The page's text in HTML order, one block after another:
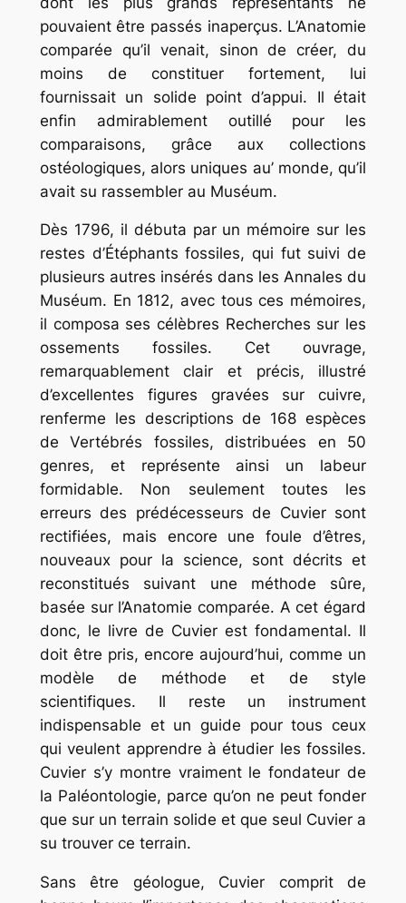
pouvaient être passés inaperçus. L’Anatomie
comparée qu’il venait, sinon de créer, du
moins de constituer fortement, lui
fournissait un solide point d’appui. Il était
enfin admirablement outillé pour les
comparaisons, grâce aux collections
ostéologiques, alors uniques au’ monde, qu’il
avait su rassembler au Muséum.
Dès 1796, il débuta par un mémoire sur les
restes d’Étéphants fossiles, qui fut suivi de
plusieurs autres insérés dans les Annales du
Muséum. En 1812, avec tous ces mémoires,
il composa ses célèbres Recherches sur les
ossements fossiles. Cet ouvrage,
remarquablement clair et précis, illustré
d’excellentes figures gravées sur cuivre,
renferme les descriptions de 168 espèces
de Vertébrés fossiles, distribuées en 50
genres, et représente ainsi un labeur
formidable. Non seulement toutes les
erreurs des prédécesseurs de Cuvier sont
rectifiées, mais encore une foule d’êtres,
nouveaux pour la science, sont décrits et
reconstitués suivant une méthode sûre,
basée sur l’Anatomie comparée. A cet égard
donc, le livre de Cuvier est fondamental. Il
doit être pris, encore aujourd’hui, comme un
modèle de méthode et de style
scientifiques. Il reste un instrument
indispensable et un guide pour tous ceux
qui veulent apprendre à étudier les fossiles.
Cuvier s’y montre vraiment le fondateur de
la Paléontologie, parce qu’on ne peut fonder
que sur un terrain solide et que seul Cuvier a
su trouver ce terrain.
Sans être géologue, Cuvier comprit de